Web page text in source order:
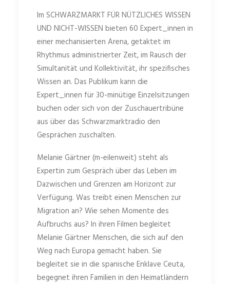
Im SCHWARZMARKT FÜR NÜTZLICHES WISSEN
UND NICHT-WISSEN bieten 60 Expert_innen in
einer mechanisierten Arena, getaktet im
Rhythmus administrierter Zeit, im Rausch der
Simultanität und Kollektivität, ihr spezifisches
Wissen an. Das Publikum kann die
Expert_innen für 30-minütige Einzelsitzungen
buchen oder sich von der Zuschauertribüne
aus über das Schwarzmarktradio den
Gesprächen zuschalten.
Melanie Gärtner (m-eilenweit) steht als
Expertin zum Gespräch über das Leben im
Dazwischen und Grenzen am Horizont zur
Verfügung. Was treibt einen Menschen zur
Migration an? Wie sehen Momente des
Aufbruchs aus? In ihren Filmen begleitet
Melanie Gärtner Menschen, die sich auf den
Weg nach Europa gemacht haben. Sie
begleitet sie in die spanische Enklave Ceuta,
begegnet ihren Familien in den Heimatländern